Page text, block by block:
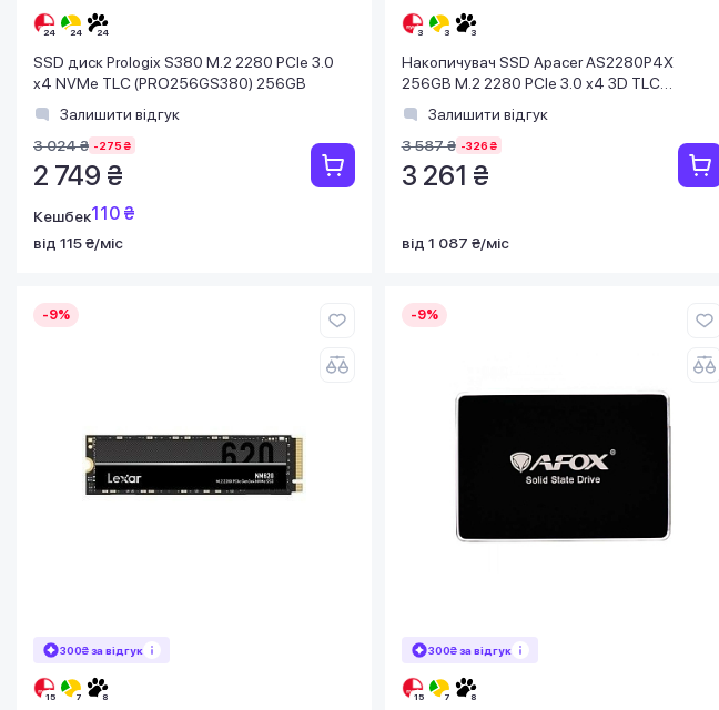
SSD диск Prologix S380 M.2 2280 PCIe 3.0
x4 NVMe TLC (PRO256GS380) 256GB
Залишити відгук
3 024 ₴ -275 ₴
2 749 ₴
Кешбек110 ₴
від 115 ₴/міс
Накопичувач SSD Apacer AS2280P4X
256GB M.2 2280 PCIe 3.0 x4 3D TLC
(AP256GAS2280P4X-1)
Залишити відгук
3 587 ₴ -326 ₴
3 261 ₴
від 1 087 ₴/міс
-9%
300₴ за відгук
-9%
300₴ за відгук